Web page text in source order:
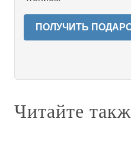
ПОЛУЧИТЬ
Читайте